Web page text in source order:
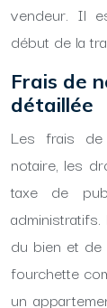
vendeur. Il
début de la
Frais de
détaillée
Les frais de
notaire, les
taxe de
du bien et de
fourchette
un